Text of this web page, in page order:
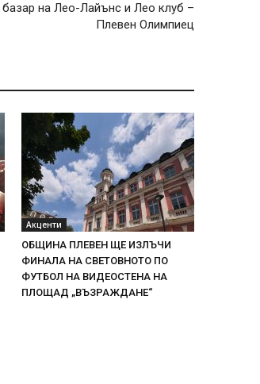
на Лео-Лайънс и Лео клуб –
Плевен Олимпиец
Акценти
ОБЩИНА ПЛЕВЕН ЩЕ ИЗЛЪЧИ
ФИНАЛА НА СВЕТОВНОТО ПО
ФУТБОЛ НА ВИДЕОСТЕНА НА
ПЛОЩАД „ВЪЗРАЖДАНЕ“